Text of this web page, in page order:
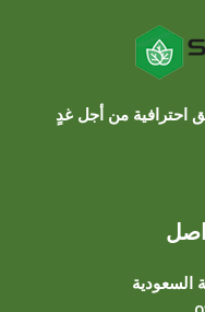
احترافية من أجل غدٍ
السعودية